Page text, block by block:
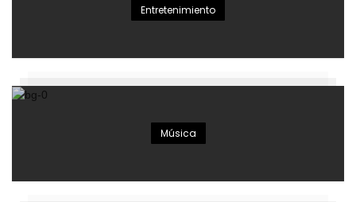
Entretenimiento
Música